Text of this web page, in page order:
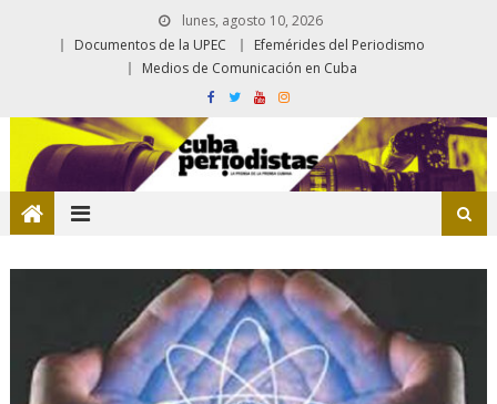
lunes, agosto 10, 2026
Documentos de la UPEC
Efemérides del Periodismo
Medios de Comunicación en Cuba